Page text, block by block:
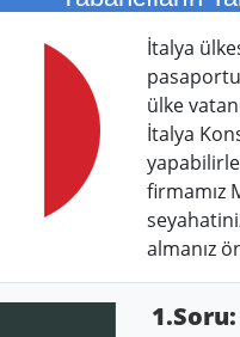
İtalya
ülke
İtalya
firmamız
almanız
1.Soru: